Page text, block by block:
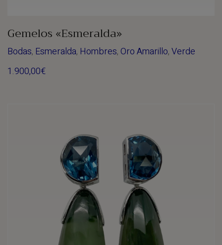
Gemelos «Esmeralda»
Bodas, Esmeralda, Hombres,Oro Amarillo,Verde
1.900,00€